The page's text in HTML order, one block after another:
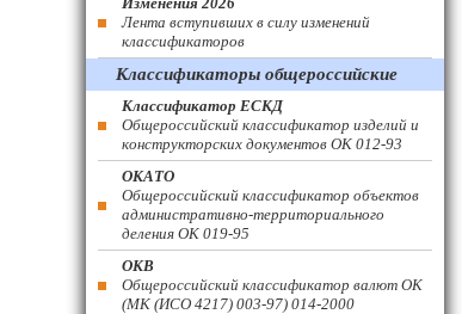
Лента вступивших в силу изменений
классификаторов
Классификаторы общероссийские
Классификатор ЕСКД
Общероссийский классификатор изделий и
конструкторских документов ОК 012-93
ОКАТО
Общероссийский классификатор объектов
административно-территориального
деления ОК 019-95
ОКВ
Общероссийский классификатор валют ОК
(МК (ИСО 4217) 003-97) 014-2000